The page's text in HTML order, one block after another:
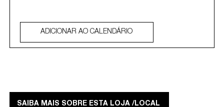
ADICIONAR AO CALENDÁRIO
SAIBA MAIS SOBRE ESTA LOJA /LOCAL